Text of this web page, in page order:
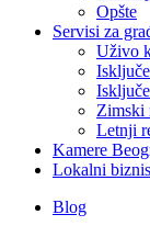
Opšte
Servisi za
Uživo
Zimski
Letnji
Kamere
Lokalni
Blog